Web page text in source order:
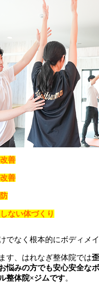
善
善
ない体づくり
でなく根本的にボディメイ
す、はれなぎ整体院では
悩みの方でも安心安全な
整体院×ジムです。